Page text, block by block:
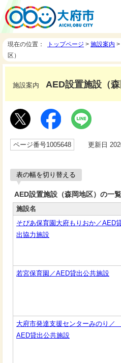
現在の位置： トップページ > 施設案内 >
区）
施設案内 AED設置施設（森
ページ番号1005648 更新日
表の幅を切り替える
AED設置施設（森岡地区）の一覧
施設名
そぴあ保育園大府もりおか／AED
出協力施設
若宮保育園／AED貸出公共施設
大府市発達支援センターみのり／
AED貸出公共施設